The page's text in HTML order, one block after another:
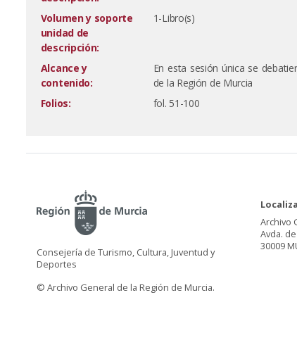
Volumen y soporte
unidad de
descripción:
1-Libro(s)
Alcance y
contenido:
En esta sesión única se
de la Región de Murcia
Folios:
fol. 51-100
Consejería de Turismo, Cultura, Juventud y
Deportes
© Archivo General de la Región de Murcia.
Archivo
Avda.
30009